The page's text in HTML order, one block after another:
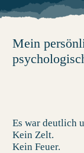
Mein
Es war deutlich
Kein Zelt.
Kein Feuer.